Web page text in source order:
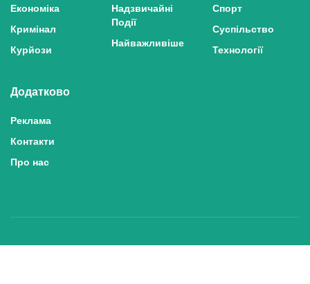
Економіка
Кримінал
Курйози
Надзвичайні
Події
Найважливіше
Спорт
Суспільство
Технології
Додатково
Реклама
Контакти
Про нас
Політика конфіденційності та захисту персональних даних